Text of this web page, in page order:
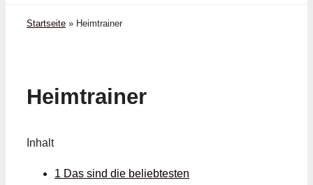
Startseite » Heimtrainer
Heimtrainer
Inhalt
1 Das sind die beliebtesten